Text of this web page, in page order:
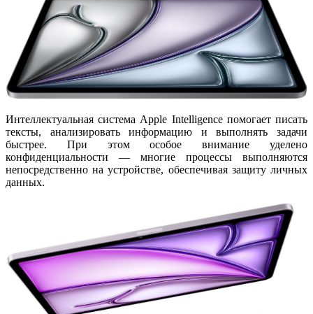
Интеллектуальная система Apple Intelligenceпомогает писать
тексты, анализировать информацию и выполнять задачи
быстрее. При этом особое внимание уделено
конфиденциальности — многие процессы выполняются
непосредственно на устройстве, обеспечивая защиту личных
данных.